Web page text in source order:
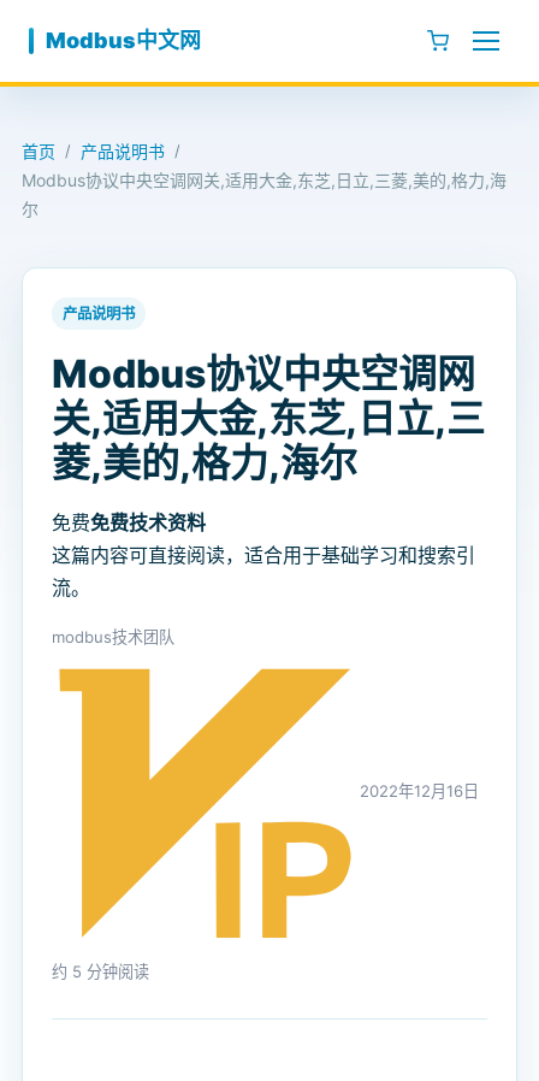
Modbus中文网
首页 / 产品说明书 /
Modbus协议中央空调网关,适用大金,东芝,日立,三菱,美的,格力,海
尔
产品说明书
Modbus协议中央空调网
关,适用大金,东芝,日立,三
菱,美的,格力,海尔
免费免费技术资料
这篇内容可直接阅读，适合用于基础学习和搜索引
流。
modbus技术团队
2022年12月16日
约 5 分钟阅读